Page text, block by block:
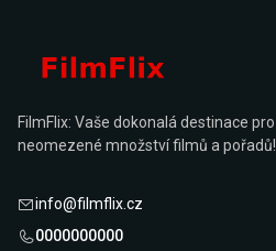
FilmFlix: Vaše dokonalá destinace pro
neomezené množství filmů a pořadů!
info@filmflix.cz
0000000000